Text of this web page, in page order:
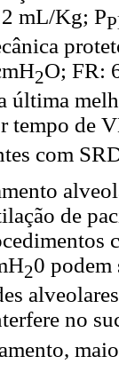
mL/Kg; P
2O; FR:
última
tempo de
com
de
20 podem
no